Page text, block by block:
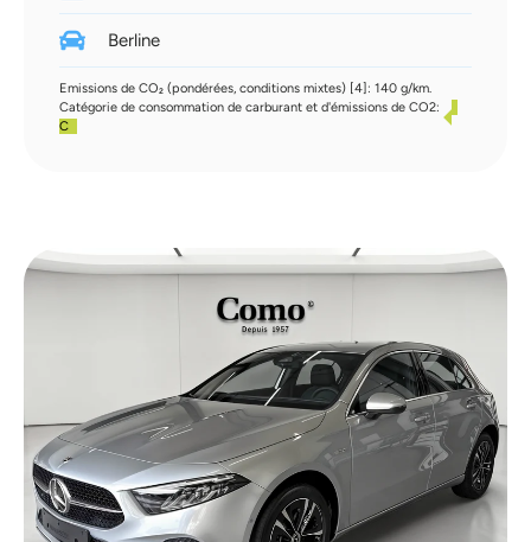
Berline
Emissions de CO₂ (pondérées, conditions mixtes) [4]: 140 g/km.
Catégorie de consommation de carburant et d'émissions de CO2:
C